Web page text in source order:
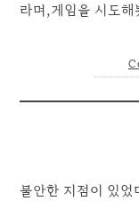
라며,게임을 시도
불안한 지점이 있